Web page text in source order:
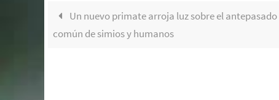
Un nuevo primate arroja luz sobre el antepasado
común de simios y humanos